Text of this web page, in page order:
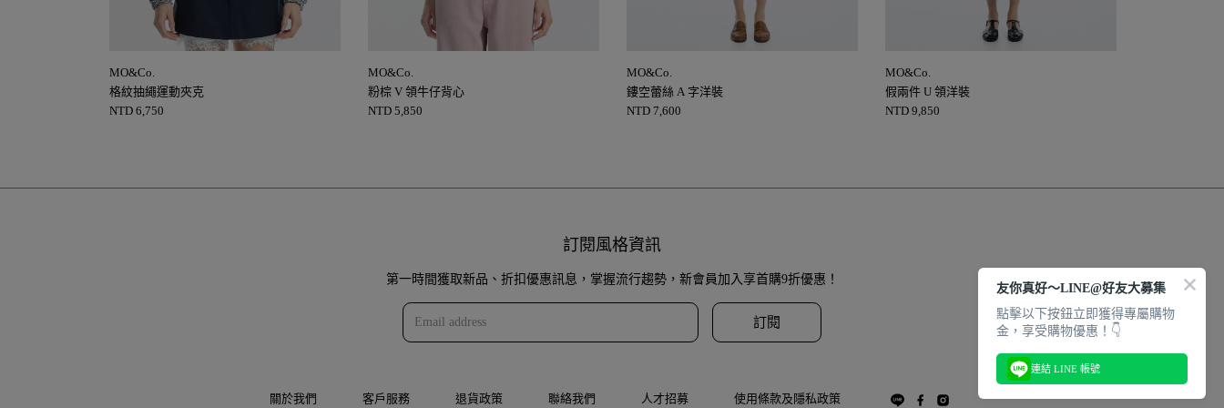
MO&Co.
格紋抽繩運動夾克
NTD 6,750
MO&Co.
粉棕 V 領牛仔背心
NTD 5,850
MO&Co.
鏤空蕾絲 A 字洋裝
NTD 7,600
MO&Co.
假兩件 U 領洋裝
NTD 9,850
訂閱風格資訊
第一時間獲取新品、折扣優惠訊息，掌握流行趨勢，新會員加入享首購9折優惠！
訂閱
關於我們 客戶服務 退貨政策 聯絡我們 人才招募 使用條款及隱私政策
友你真好～LINE@好友大募集
點擊以下按鈕立即獲得專屬購物
金，享受購物優惠！👇
連結 LINE 帳號